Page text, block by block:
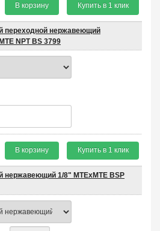
В корзину Купить в 1 клик
переходной нержавеющий
NPT BS 3799
В корзину Купить в 1 клик
нержавеющий 1/8" MTEхMTE BSP